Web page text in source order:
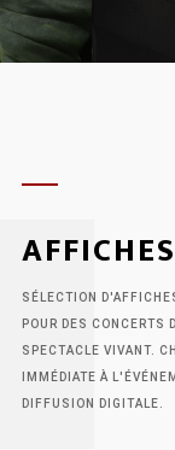
SÉLECTION
POUR DES CONCERTS
SPECTACLE VIVANT.
IMMÉDIATE À
DIFFUSION DIGITALE.